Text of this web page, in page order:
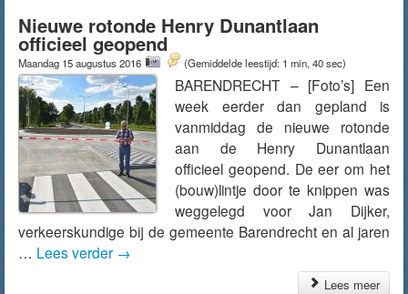
Nieuwe rotonde Henry Dunantlaan
officieel geopend
Maandag 15 augustus 2016 (Gemiddelde leestijd: 1 min, 40 sec)
BARENDRECHT – [Foto’s] Een
week eerder dan gepland is
vanmiddag de nieuwe rotonde
aan de Henry Dunantlaan
officieel geopend. De eer om het
(bouw)lintje door te knippen was
weggelegd voor Jan Dijker,
verkeerskundige bij de gemeente Barendrecht en al jaren
… Lees verder →
Lees meer